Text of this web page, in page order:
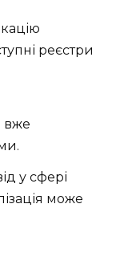
реєстри
вже
у сфері
може